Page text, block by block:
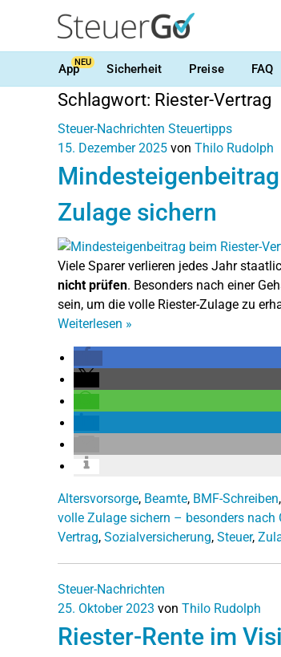
AppNEU Sicherheit Preise FAQ
Schlagwort: Riester-Vertrag
Steuer-Nachrichten Steuertipps
15. Dezember 2025 von Thilo Rudolph
Zulage sichern
Viele Sparer verlieren jedes Jahr
nicht prüfen. Besonders nach einer
sein, um die volle Riester-Zulage zu
Weiterlesen »
Altersvorsorge, Beamte, BMF-Schreiben,
volle Zulage sichern – besonders
Vertrag, Sozialversicherung, Steuer,
Steuer-Nachrichten
25. Oktober 2023 von Thilo Rudolph
Riester-Rente im